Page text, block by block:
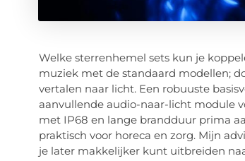
Welke sterrenhemel sets kun je
muziek met de standaard modellen;
vertalen naar licht. Een robuuste
aanvullende audio-naar-licht module
met IP68 en lange brandduur prima
praktisch voor horeca en zorg. Mijn
je later makkelijker kunt uitbreiden